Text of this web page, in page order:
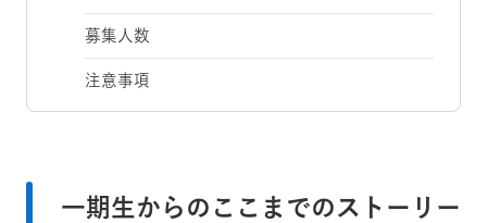
募集人数
注意事項
一期生からのここまでのストーリー